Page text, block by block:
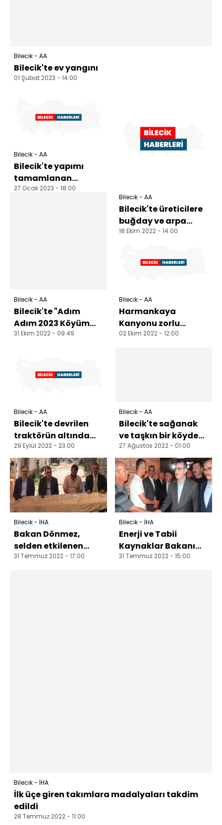
Bilecik - AA
Bilecik'te ev yangını
01 Şubat 2023 - 14:00
Bilecik - AA
Bilecik'te yapımı
tamamlanan
projelerin toplu açılış
27 Ocak 2023 - 18:00
Bilecik - AA
Bilecik'te "Adım
Adım 2023 Köyüm
Benim" programı
31 Ekim 2022 - 09:49
Bilecik - AA
Bilecik'te üreticilere
buğday ve arpa
tohumu dağıtıldı
18 Ekim 2022 - 14:00
Bilecik - AA
Harmankaya
Kanyonu zorlu
parkurlarıyla
02 Ekim 2022 - 12:00
Bilecik - AA
Bilecik'te devrilen
traktörün altında
kalan sürücü öldü
29 Eylül 2022 - 23:00
Bilecik - AA
Bilecik'te sağanak
ve taşkın bir köyde
hasara yol açtı
27 Ağustos 2022 - 01:00
Bilecik - İHA
Bakan Dönmez,
selden etkilenen
çiftçi ve köylülere
31 Temmuz 2022 - 17:00
Bilecik - İHA
Enerji ve Tabii
Kaynaklar Bakanı
Dönmez selden
31 Temmuz 2022 - 15:00
Bilecik - İHA
İlk üçe giren takımlara madalyaları takdim
edildi
28 Temmuz 2022 - 11:00